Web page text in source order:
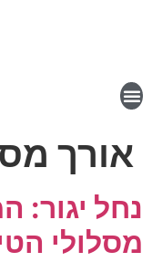
אורך
נחל יגור:
מסלולי